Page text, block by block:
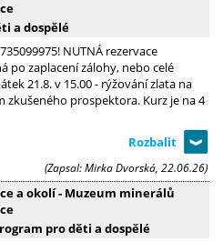
a dospělé
NUTNÁ rezervace
po zaplacení zálohy, nebo celé
21.8. v 15.00 - rýžování zlata na
zkušeného prospektora. Kurz je na 4
(Zapsal: Mirka Dvorská, 22.06.26)
a okolí - Muzeum minerálů
pro děti a dospělé